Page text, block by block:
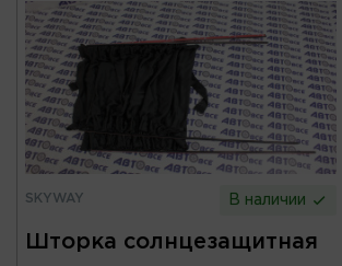
SKYWAY В наличии
Шторка солнцезащитная